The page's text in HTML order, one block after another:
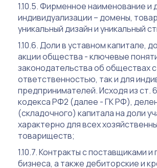
Фирменное наименование и
индивидуализации – домены,
уникальный дизайн и уникальный
Доли в уставном капитале,
акции общества - ключевые
законодательства об обществах
ответственностью, так и для
предпринимателей. Исходя из ст.
кодекса РФ2 (далее - ГК РФ),
(складочного) капитала на доли
характерно для всех
товариществ;
Контракты с поставщиками и
бизнеса, а также дебиторские и